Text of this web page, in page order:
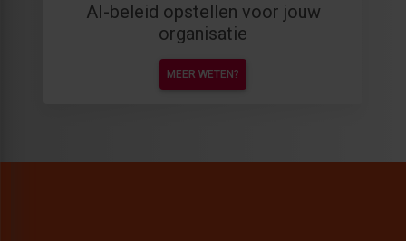
AI-beleid opstellen voor jouw
organisatie
MEER WETEN?